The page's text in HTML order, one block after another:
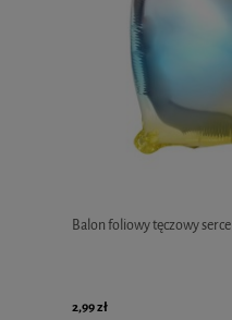
Balon foliowy tęczowy serce
2,99 zł